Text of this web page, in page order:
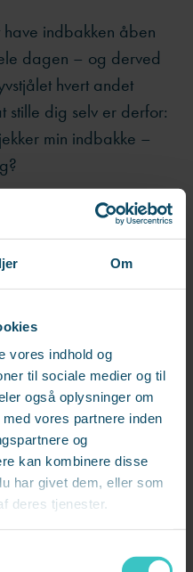
Om
vores indhold og
til sociale medier og til
også oplysninger om
vores partnere inden
og
kan kombinere disse
har givet dem, eller som
deres tjenester.
indbakken åben
dagen – og derved
hvert andet
stille dig selv er derfor:
min indbakke –
hvornår du tjekker
til at gøre dette
vi står over for en
Den er ganske
går i panik:
i mål!” Men hvem
nu og her?
bidder og brug en
i mindre dele, falder